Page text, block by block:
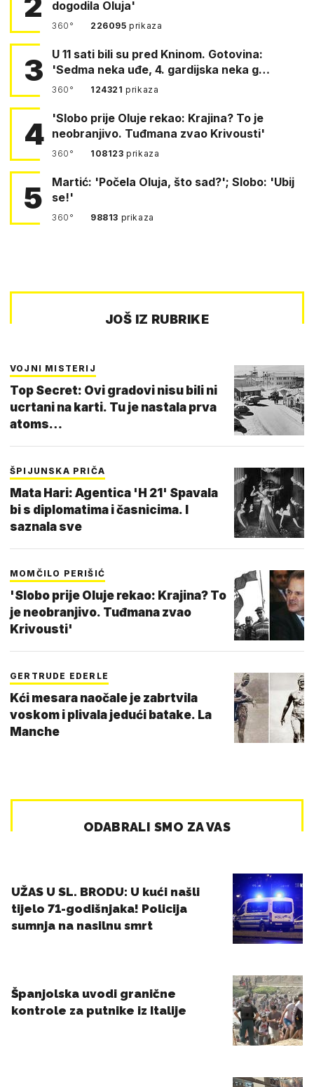
dogodila Oluja'
360° 226095prikaza
3
U 11 sati bili su pred Kninom. Gotovina:
'Sedma neka uđe, 4. gardijska neka g…
360° 124321prikaza
4
'Slobo prije Oluje rekao: Krajina? To je
neobranjivo. Tuđmana zvao Krivousti'
360° 108123prikaza
5
Martić: 'Počela Oluja, što sad?'; Slobo: 'Ubij
se!'
360° 98813 prikaza
JOŠ IZ RUBRIKE
VOJNI MISTERIJ
Top Secret: Ovi gradovi nisu bili ni
ucrtani na karti. Tu je nastala prva
atoms…
ŠPIJUNSKA PRIČA
Mata Hari: Agentica 'H 21' Spavala
bi s diplomatima i časnicima. I
saznala sve
MOMČILO PERIŠIĆ
'Slobo prije Oluje rekao: Krajina? To
je neobranjivo. Tuđmana zvao
Krivousti'
GERTRUDE EDERLE
Kći mesara naočale je zabrtvila
voskom i plivala jedući batake. La
Manche